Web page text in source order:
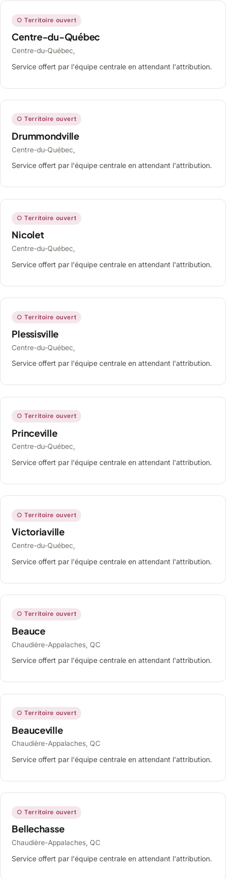
○ Territoire ouvert
Centre-du-Québec
Centre-du-Québec,
Service offert par l'équipe centrale en attendant l'attribution.
○ Territoire ouvert
Drummondville
Centre-du-Québec,
Service offert par l'équipe centrale en attendant l'attribution.
○ Territoire ouvert
Nicolet
Centre-du-Québec,
Service offert par l'équipe centrale en attendant l'attribution.
○ Territoire ouvert
Plessisville
Centre-du-Québec,
Service offert par l'équipe centrale en attendant l'attribution.
○ Territoire ouvert
Princeville
Centre-du-Québec,
Service offert par l'équipe centrale en attendant l'attribution.
○ Territoire ouvert
Victoriaville
Centre-du-Québec,
Service offert par l'équipe centrale en attendant l'attribution.
○ Territoire ouvert
Beauce
Chaudière-Appalaches, QC
Service offert par l'équipe centrale en attendant l'attribution.
○ Territoire ouvert
Beauceville
Chaudière-Appalaches, QC
Service offert par l'équipe centrale en attendant l'attribution.
○ Territoire ouvert
Bellechasse
Chaudière-Appalaches, QC
Service offert par l'équipe centrale en attendant l'attribution.